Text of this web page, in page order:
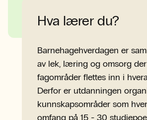
Desentralisert DBLU i
Hva lærer du?
Barnehagehverdagen er
av lek, læring og omsorg
fagområder flettes inn i
Derfor er utdanningen
kunnskapsområder som
omfang på 15 - 30